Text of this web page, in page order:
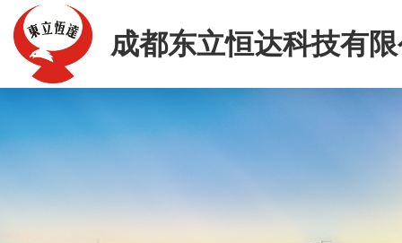
成都东立恒达科技有